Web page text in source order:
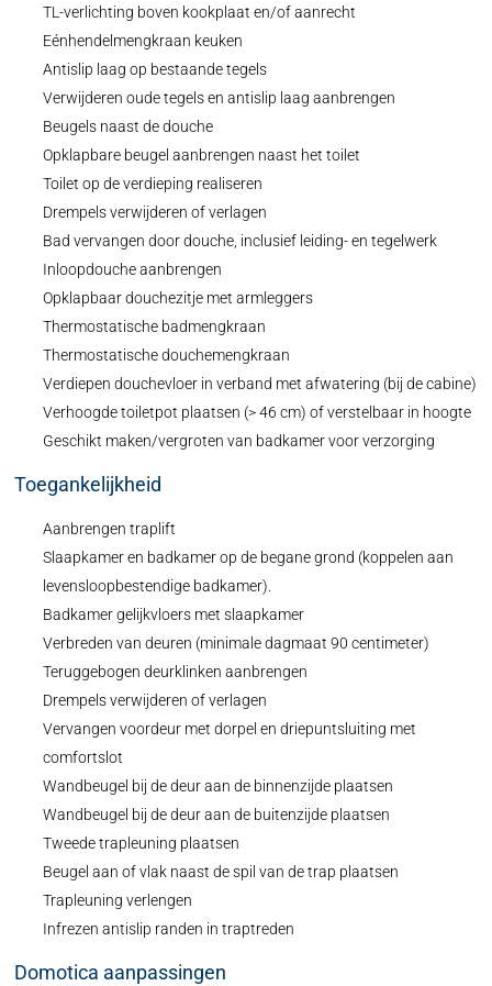
TL-verlichting boven kookplaat en/of aanrecht
Eénhendelmengkraan keuken
Antislip laag op bestaande tegels
Verwijderen oude tegels en antislip laag aanbrengen
Beugels naast de douche
Opklapbare beugel aanbrengen naast het toilet
Toilet op de verdieping realiseren
Drempels verwijderen of verlagen
Bad vervangen door douche, inclusief leiding- en tegelwerk
Inloopdouche aanbrengen
Opklapbaar douchezitje met armleggers
Thermostatische badmengkraan
Thermostatische douchemengkraan
Verdiepen douchevloer in verband met afwatering (bij de cabine)
Verhoogde toiletpot plaatsen (> 46 cm) of verstelbaar in hoogte
Geschikt maken/vergroten van badkamer voor verzorging
Toegankelijkheid
Aanbrengen traplift
Slaapkamer en badkamer op de begane grond (koppelen aan
levensloopbestendige badkamer).
Badkamer gelijkvloers met slaapkamer
Verbreden van deuren (minimale dagmaat 90 centimeter)
Teruggebogen deurklinken aanbrengen
Drempels verwijderen of verlagen
Vervangen voordeur met dorpel en driepuntsluiting met
comfortslot
Wandbeugel bij de deur aan de binnenzijde plaatsen
Wandbeugel bij de deur aan de buitenzijde plaatsen
Tweede trapleuning plaatsen
Beugel aan of vlak naast de spil van de trap plaatsen
Trapleuning verlengen
Infrezen antislip randen in traptreden
Domotica aanpassingen